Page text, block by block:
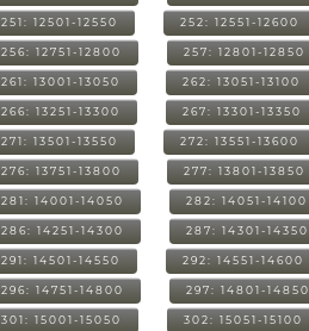
251: 12501-12550 252: 12551-12600
256: 12751-12800 257: 12801-12850
261: 13001-13050 262: 13051-13100
266: 13251-13300 267: 13301-13350
271: 13501-13550 272: 13551-13600
276: 13751-13800 277: 13801-13850
281: 14001-14050 282: 14051-14100
286: 14251-14300 287: 14301-14350
291: 14501-14550 292: 14551-14600
296: 14751-14800 297: 14801-14850
301: 15001-15050 302: 15051-15100